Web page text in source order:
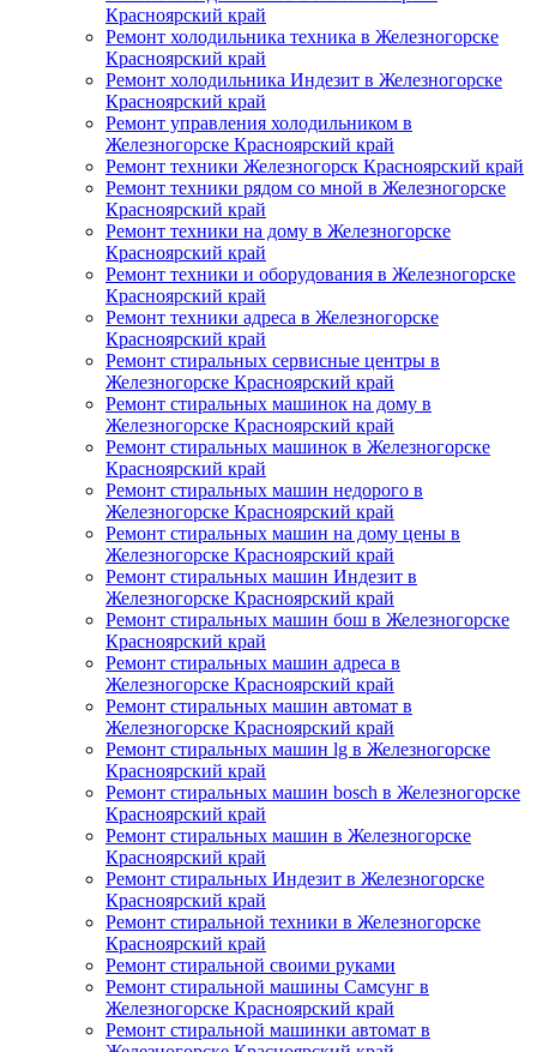
Красноярский край
Ремонт холодильника техника в Железногорске
Красноярский край
Ремонт холодильника Индезит в Железногорске
Красноярский край
Ремонт управления холодильником в
Железногорске Красноярский край
Ремонт техники Железногорск Красноярский край
Ремонт техники рядом со мной в Железногорске
Красноярский край
Ремонт техники на дому в Железногорске
Красноярский край
Ремонт техники и оборудования в Железногорске
Красноярский край
Ремонт техники адреса в Железногорске
Красноярский край
Ремонт стиральных сервисные центры в
Железногорске Красноярский край
Ремонт стиральных машинок на дому в
Железногорске Красноярский край
Ремонт стиральных машинок в Железногорске
Красноярский край
Ремонт стиральных машин недорого в
Железногорске Красноярский край
Ремонт стиральных машин на дому цены в
Железногорске Красноярский край
Ремонт стиральных машин Индезит в
Железногорске Красноярский край
Ремонт стиральных машин бош в Железногорске
Красноярский край
Ремонт стиральных машин адреса в
Железногорске Красноярский край
Ремонт стиральных машин автомат в
Железногорске Красноярский край
Ремонт стиральных машин lg в Железногорске
Красноярский край
Ремонт стиральных машин bosch в Железногорске
Красноярский край
Ремонт стиральных машин в Железногорске
Красноярский край
Ремонт стиральных Индезит в Железногорске
Красноярский край
Ремонт стиральной техники в Железногорске
Красноярский край
Ремонт стиральной своими руками
Ремонт стиральной машины Самсунг в
Железногорске Красноярский край
Ремонт стиральной машинки автомат в